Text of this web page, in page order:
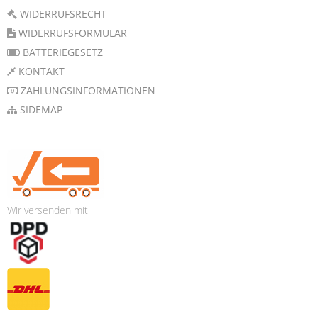
WIDERRUFSRECHT
WIDERRUFSFORMULAR
BATTERIEGESETZ
KONTAKT
ZAHLUNGSINFORMATIONEN
SIDEMAP
Wir versenden mit